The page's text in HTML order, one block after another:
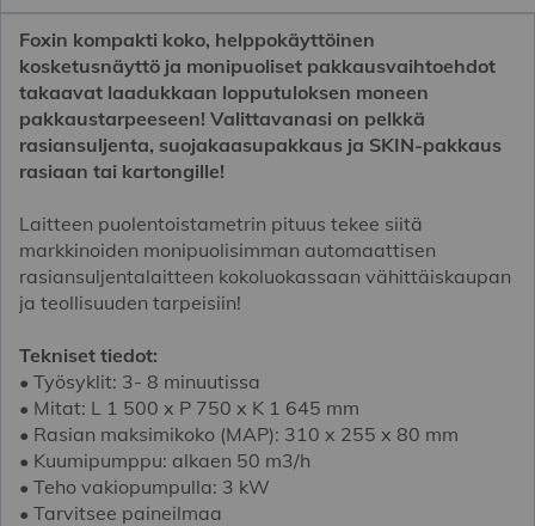
Foxin kompakti koko, helppokäyttöinen
kosketusnäyttö ja monipuoliset pakkausvaihtoehdot
takaavat laadukkaan lopputuloksen moneen
pakkaustarpeeseen! Valittavanasi on pelkkä
rasiansuljenta, suojakaasupakkaus ja SKIN-pakkaus
rasiaan tai kartongille!
Laitteen puolentoistametrin pituus tekee siitä
markkinoiden monipuolisimman automaattisen
rasiansuljentalaitteen kokoluokassaan vähittäiskaupan
ja teollisuuden tarpeisiin!
Tekniset tiedot:
• Työsyklit: 3- 8 minuutissa
• Mitat: L 1 500 x P 750 x K 1 645 mm
• Rasian maksimikoko (MAP): 310 x 255 x 80 mm
• Kuumipumppu: alkaen 50 m3/h
• Teho vakiopumpulla: 3 kW
• Tarvitsee paineilmaa